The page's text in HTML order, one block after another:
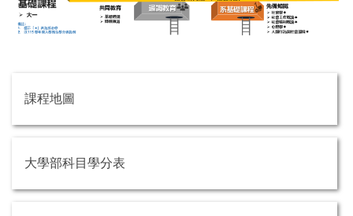
課程地圖
大學部科目學分表